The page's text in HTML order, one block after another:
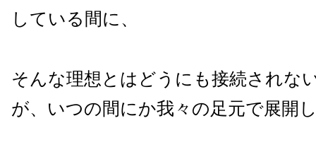
している間に、
そんな理想とはどうにも接続されな
が、いつの間にか我々の足元で展開